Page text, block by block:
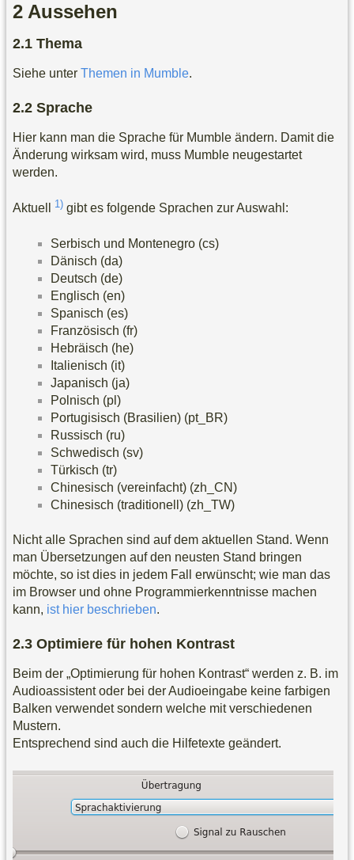
Aussehen
Thema
Siehe unter Themen in Mumble.
Sprache
Hier kann man die Sprache für Mumble ändern. Damit die
Änderung wirksam wird, muss Mumble neugestartet
werden.
Aktuell 1) gibt es folgende Sprachen zur Auswahl:
Serbisch und Montenegro (cs)
Dänisch (da)
Deutsch (de)
Englisch (en)
Spanisch (es)
Französisch (fr)
Hebräisch (he)
Italienisch (it)
Japanisch (ja)
Polnisch (pl)
Portugisisch (Brasilien) (pt_BR)
Russisch (ru)
Schwedisch (sv)
Türkisch (tr)
Chinesisch (vereinfacht) (zh_CN)
Chinesisch (traditionell) (zh_TW)
Nicht alle Sprachen sind auf dem aktuellen Stand. Wenn
man Übersetzungen auf den neusten Stand bringen
möchte, so ist dies in jedem Fall erwünscht; wie man das
im Browser und ohne Programmierkenntnisse machen
kann, ist hier beschrieben.
Optimiere für hohen Kontrast
Beim der „Optimierung für hohen Kontrast“ werden z. B. im
Audioassistent oder bei der Audioeingabe keine farbigen
Balken verwendet sondern welche mit verschiedenen
Mustern.
Entsprechend sind auch die Hilfetexte geändert.